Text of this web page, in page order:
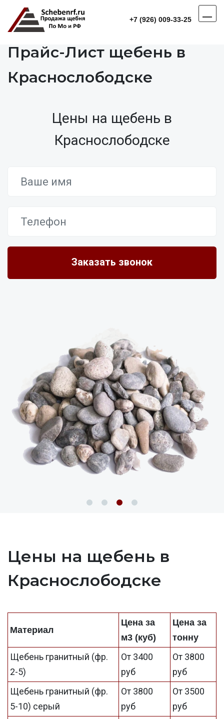
+7 (926) 009-33-25
Прайс-Лист щебень в
Краснослободске
Цены на щебень в
Краснослободске
Цены на щебень в
Краснослободске
Материал
Цена за
м3 (куб)
Цена за
тонну
Щебень гранитный (фр.
2-5)
От 3400
руб
От 3800
руб
Щебень гранитный (фр.
5-10) серый
От 3800
руб
От 3500
руб